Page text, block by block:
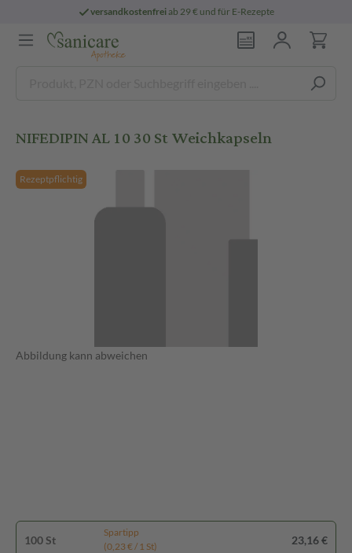
versandkostenfreiab 29 € und für E-Rezepte
NIFEDIPIN AL 10 30 St Weichkapseln
Rezeptpflichtig
Abbildung kann abweichen
100 St
Spartipp
(0,23 € / 1 St)
23,16 €